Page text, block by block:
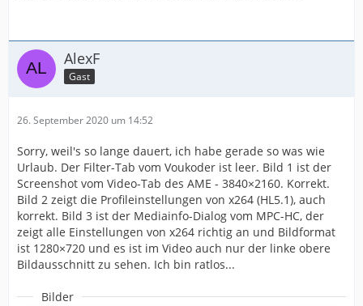
AlexF
Gast
26. September 2020 um 14:52
Sorry, weil's so lange dauert, ich habe gerade so was wie
Urlaub. Der Filter-Tab vom Voukoder ist leer. Bild 1 ist der
Screenshot vom Video-Tab des AME - 3840×2160. Korrekt.
Bild 2 zeigt die Profileinstellungen von x264 (HL5.1), auch
korrekt. Bild 3 ist der Mediainfo-Dialog vom MPC-HC, der
zeigt alle Einstellungen von x264 richtig an und Bildformat
ist 1280×720 und es ist im Video auch nur der linke obere
Bildausschnitt zu sehen. Ich bin ratlos...
Bilder